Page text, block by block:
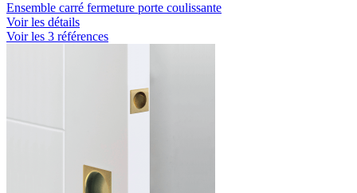
Ensemble carré fermeture porte coulissante
Voir les détails
Voir les 3 références